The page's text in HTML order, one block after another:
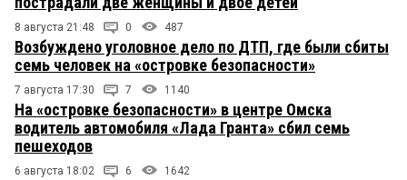
8 августа 21:48 0 487
Возбуждено уголовное дело по ДТП, где были сбиты
семь человек на «островке безопасности»
7 августа 17:30 7 1140
На «островке безопасности» в центре Омска
водитель автомобиля «Лада Гранта» сбил семь
пешеходов
6 августа 18:02 6 1642